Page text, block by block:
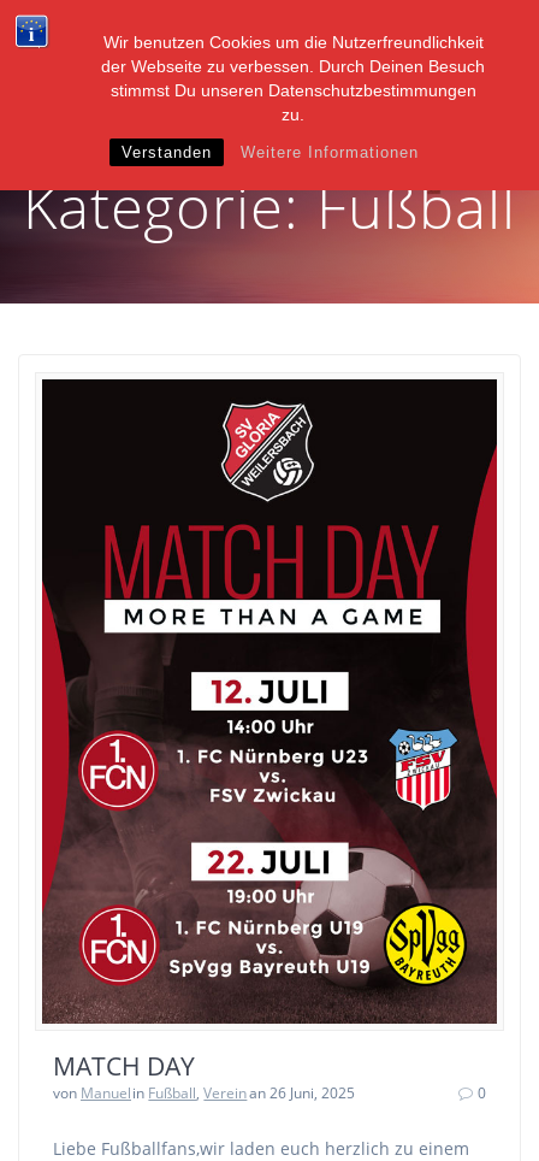
Wir benutzen Cookies um die Nutzerfreundlichkeit
der Webseite zu verbessen. Durch Deinen Besuch
stimmst Du unseren Datenschutzbestimmungen
zu.
Verstanden Weitere Informationen
Inhalt
springen
Kategorie:Fußball
MATCH DAY
von Manuelin Fußball,Vereinan 26 Juni, 2025 0
Liebe Fußballfans,wir laden euch herzlich zu einem